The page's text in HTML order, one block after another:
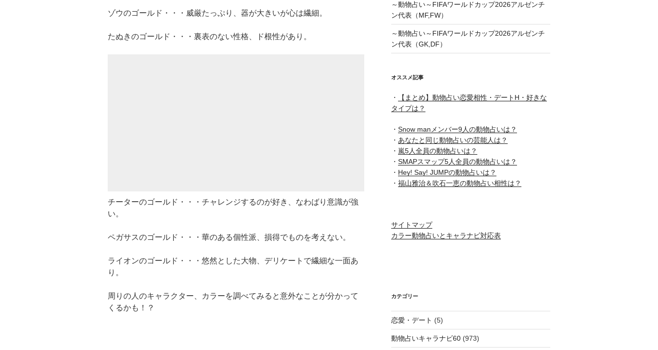
ゾウのゴールド・・・威厳たっぷり、器が大きいが心は繊細。
たぬきのゴールド・・・裏表のない性格、ド根性があり。
チーターのゴールド・・・チャレンジするのが好き、なわばり意識が強
い。
ペガサスのゴールド・・・華のある個性派、損得でものを考えない。
ライオンのゴールド・・・悠然とした大物、デリケートで繊細な一面あ
り。
周りの人のキャラクター、カラーを調べてみると意外なことが分かって
くるかも！？
～動物占い～FIFAワールドカップ2026アルゼンチ
ン代表（MF,FW）
～動物占い～FIFAワールドカップ2026アルゼンチ
ン代表（GK,DF）
オススメ記事
・
【まとめ】動物占い恋愛相性・デートH・好きな
タイプは？
・ Snow manメンバー9人の動物占いは？
・ あなたと同じ動物占いの芸能人は？
・ 嵐5人全員の動物占いは？
・ SMAPスマップ5人全員の動物占いは？
・ Hey! Say! JUMPの動物占いは？
・ 福山雅治＆吹石一恵の動物占い相性は？
サイトマップ
カラー動物占いとキャラナビ対応表
カテゴリー
恋愛・デート (5)
動物占いキャラナビ60(973)